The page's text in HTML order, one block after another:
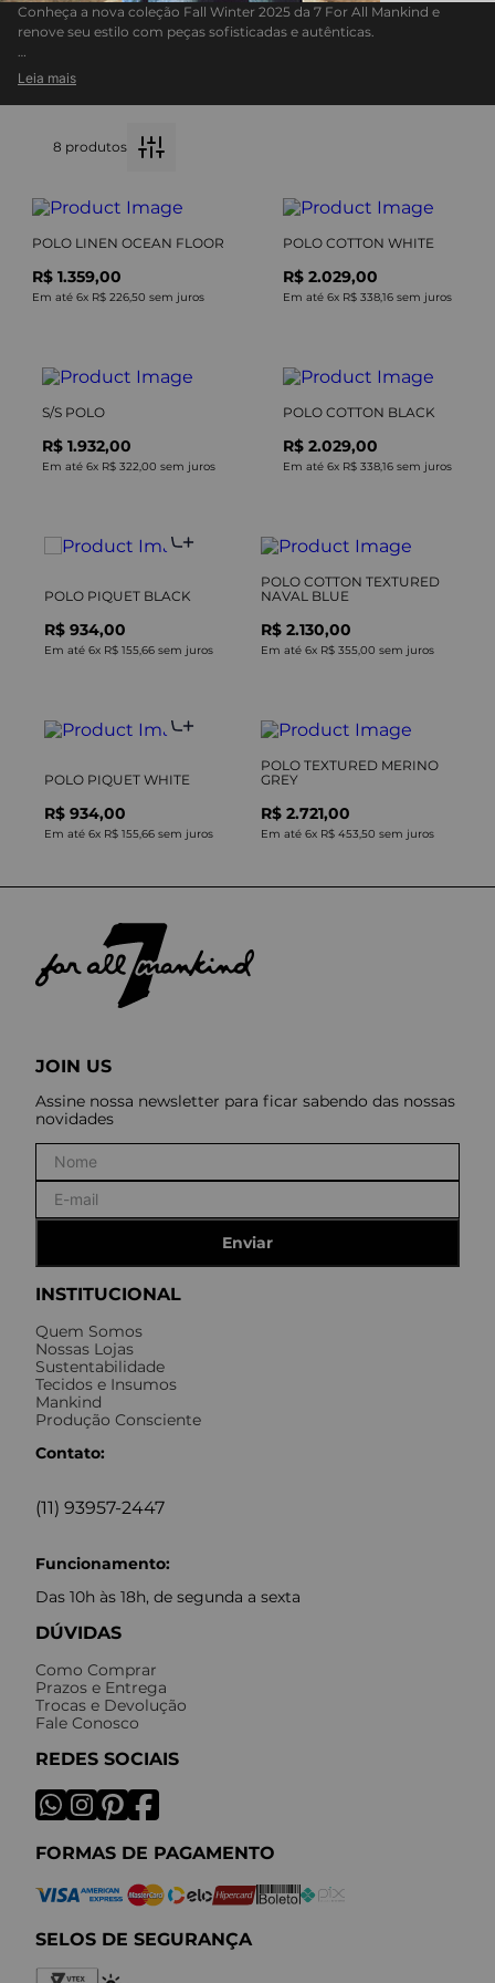
Conheça a nova coleção Fall Winter 2025 da 7 For All Mankind e
renove seu estilo com peças sofisticadas e autênticas.
Inspirada nas últimas tendências, a coleção combina elegância
atemporal com inovação em cada detalhe.
Descubra jeans premium e roupas exclusivas, perfeitas para compor
Leia mais
8 produtos
POLO LINEN OCEAN FLOOR
R$ 1.359,00
Em até 6x R$ 226,50 sem juros
POLO COTTON WHITE
R$ 2.029,00
Em até 6x R$ 338,16sem juros
S/S POLO
R$ 1.932,00
Em até 6x R$ 322,00 sem juros
POLO COTTON BLACK
R$ 2.029,00
Em até 6x R$ 338,16sem juros
POLO PIQUET BLACK
R$ 934,00
Em até 6x R$ 155,66sem juros
POLO COTTON TEXTURED
NAVAL BLUE
R$ 2.130,00
Em até 6x R$ 355,00 sem juros
POLO PIQUET WHITE
R$ 934,00
Em até 6x R$ 155,66sem juros
POLO TEXTURED MERINO
GREY
R$ 2.721,00
Em até 6x R$ 453,50 sem juros
INSTITUCIONAL
Quem Somos
Nossas Lojas
Sustentabilidade
Tecidos e Insumos
Mankind
Produção Consciente
Contato:
(11) 93957-2447
Funcionamento:
Das 10h às 18h, de segunda a sexta
DÚVIDAS
Como Comprar
Prazos e Entrega
Trocas e Devolução
Fale Conosco
REDES SOCIAIS
FORMAS DE PAGAMENTO
SELOS DE SEGURANÇA
JOIN US
Assine nossa newsletter para ficar sabendo das nossas
novidades
Enviar